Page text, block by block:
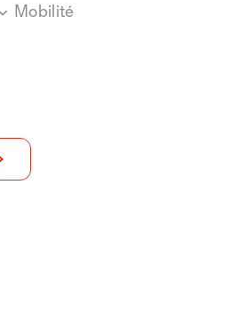
Mobilité